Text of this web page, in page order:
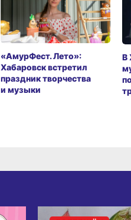
«АмурФест. Лето»:
Хабаровск встретил
праздник творчества
и музыки
В